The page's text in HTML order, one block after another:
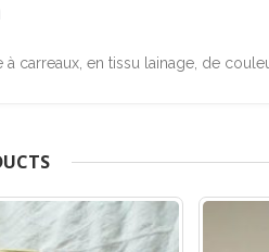
à carreaux, en tissu lainage, de